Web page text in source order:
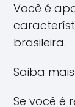
Você é
brasileira.
Saiba
Se você é